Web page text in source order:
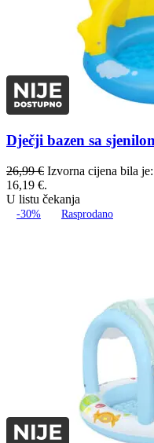
Dječji bazen sa
26,99€ Izvorna cijena bila
16,19 €.
U listu čekanja
-30% Rasprodano